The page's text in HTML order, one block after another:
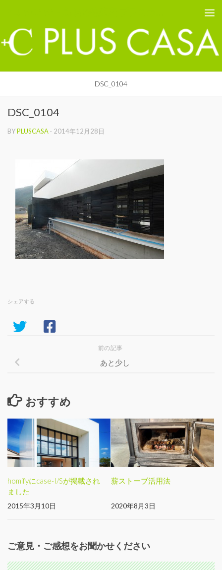
DSC_0104
DSC_0104
BYPLUSCASA · 2014年12月28日
シェアする
前の記事
あと少し
おすすめ
homifyにcase-I/Sが掲載され
ました
2015年3月10日
薪ストーブ活用法
2020年8月3日
ご意見・ご感想をお聞かせください